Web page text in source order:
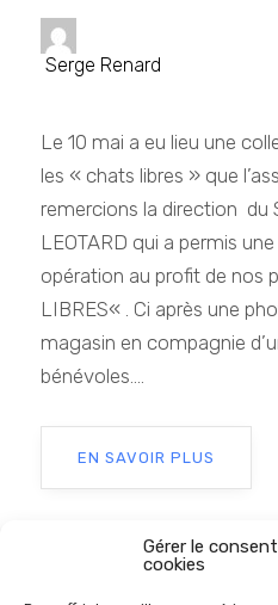
Gérer le
cookies
Serge Renard
Le 10 mai a eu lieu une
les « chats libres » que
remercions la direction du
LEOTARD qui a permis
opération au profit de nos
LIBRES« . Ci après une
magasin en compagnie
bénévoles....
EN SAVOIR PLUS